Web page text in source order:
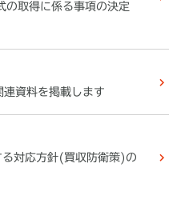
の取得に係る事項の決定
資料を掲載します
対応方針(買収防衛策)の